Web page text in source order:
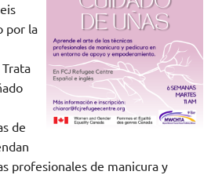
por la
de
profesionales de manicura y